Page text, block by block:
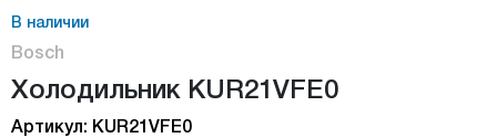
В наличии
Bosch
Холодильник KUR21VFE0
Артикул: KUR21VFE0